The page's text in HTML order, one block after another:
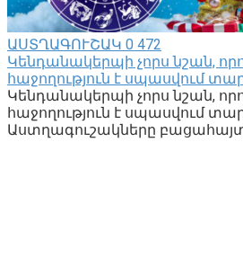
ԱՍՏՂԱԳՈՒՇԱԿ 0 472
Կենդանակերպի չորս նշան,
հաջողություն է սպասվում
Կենդանակերպի չորս նշան,
հաջողություն է սպասվում
Աստղագուշակները